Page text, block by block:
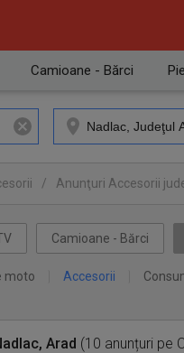
Camioane - Bărci
/ Anunţuri Accesorii
Camioane - Bărci
moto Accesorii
Arad (10 anunțuri pe